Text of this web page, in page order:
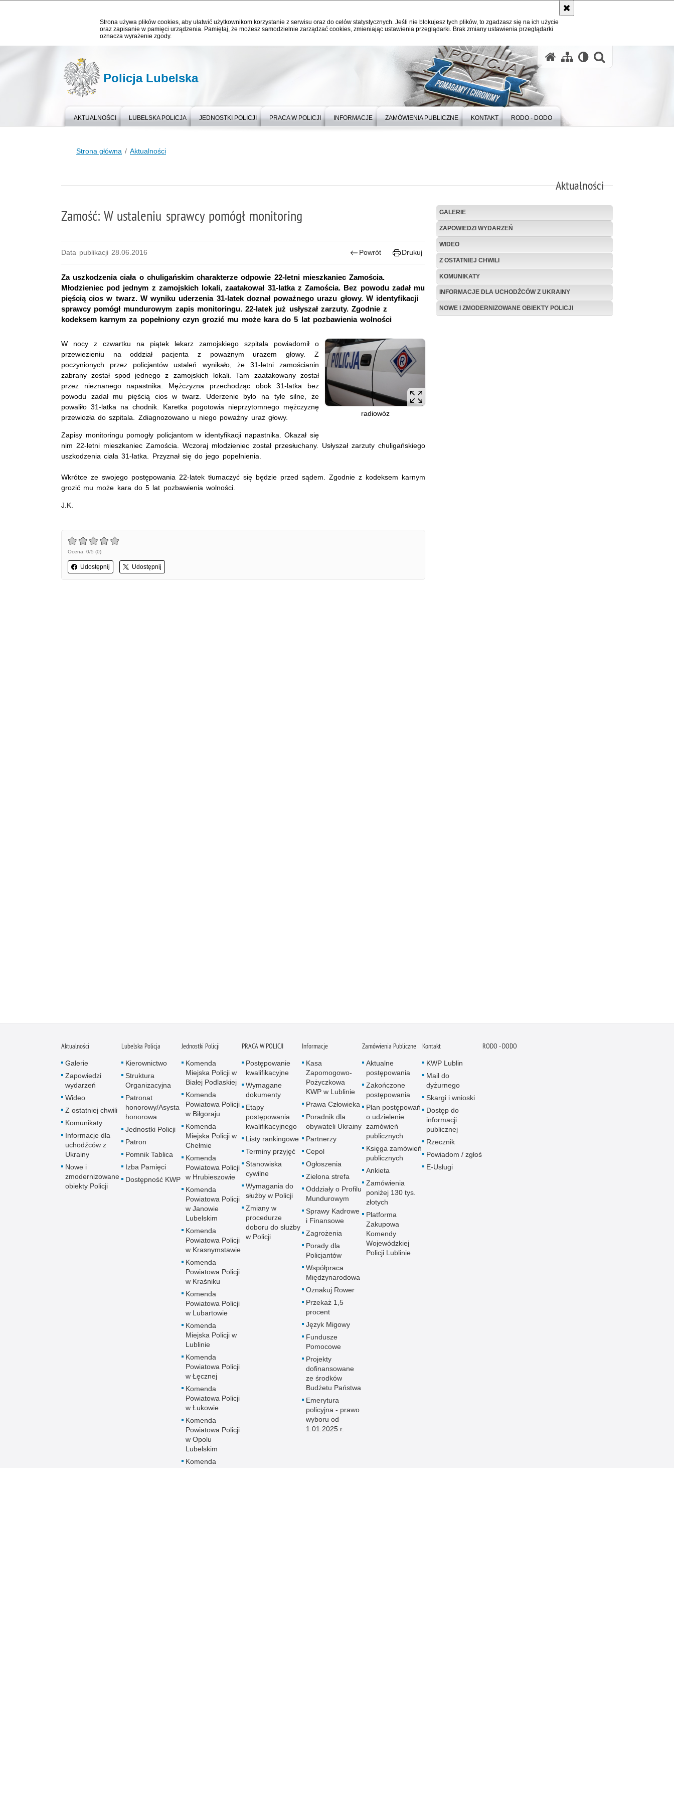
Strona używa plików cookies, aby ułatwić użytkownikom korzystanie z serwisu oraz do celów statystycznych. Jeśli nie blokujesz tych plików, to zgadzasz się na ich użycie
oraz zapisanie w pamięci urządzenia. Pamiętaj, że możesz samodzielnie zarządzać cookies, zmieniając ustawienia przeglądarki. Brak zmiany ustawienia przeglądarki
oznacza wyrażenie zgody.
Policja Lubelska
AKTUALNOŚCI LUBELSKA POLICJA JEDNOSTKI POLICJI PRACA W POLICJI INFORMACJE ZAMÓWIENIA PUBLICZNE KONTAKT RODO - DODO
Strona główna Aktualności
Aktualności
Zamość: W ustaleniu sprawcy pomógł monitoring
Data publikacji 28.06.2016 Powrót Drukuj
Za uszkodzenia ciała o chuligańskim charakterze odpowie 22-letni mieszkaniec Zamościa.
Młodzieniec pod jednym z zamojskich lokali, zaatakował 31-latka z Zamościa. Bez powodu zadał mu
pięścią cios w twarz. W wyniku uderzenia 31-latek doznał poważnego urazu głowy. W identyfikacji
sprawcy pomógł mundurowym zapis monitoringu. 22-latek już usłyszał zarzuty. Zgodnie z
kodeksem karnym za popełniony czyn grozić mu może kara do 5 lat pozbawienia wolności
radiowóz
W nocy z czwartku na piątek lekarz zamojskiego szpitala powiadomił o
przewiezieniu na oddział pacjenta z poważnym urazem głowy. Z
poczynionych przez policjantów ustaleń wynikało, że 31-letni zamościanin
zabrany został spod jednego z zamojskich lokali. Tam zaatakowany został
przez nieznanego napastnika. Mężczyzna przechodząc obok 31-latka bez
powodu zadał mu pięścią cios w twarz. Uderzenie było na tyle silne, że
powaliło 31-latka na chodnik. Karetka pogotowia nieprzytomnego mężczyznę
przewiozła do szpitala. Zdiagnozowano u niego poważny uraz głowy.
Zapisy monitoringu pomogły policjantom w identyfikacji napastnika. Okazał się
nim 22-letni mieszkaniec Zamościa. Wczoraj młodzieniec został przesłuchany. Usłyszał zarzuty chuligańskiego
uszkodzenia ciała 31-latka. Przyznał się do jego popełnienia.
Wkrótce ze swojego postępowania 22-latek tłumaczyć się będzie przed sądem. Zgodnie z kodeksem karnym
grozić mu może kara do 5 lat pozbawienia wolności.
J.K.
Ocena: 0/5 (0)
Udostępnij Udostępnij
GALERIE
ZAPOWIEDZI WYDARZEŃ
WIDEO
Z OSTATNIEJ CHWILI
KOMUNIKATY
INFORMACJE DLA UCHODŹCÓW Z UKRAINY
NOWE I ZMODERNIZOWANE OBIEKTY POLICJI
Aktualności
Galerie
Zapowiedzi
wydarzeń
Wideo
Z ostatniej chwili
Komunikaty
Informacje dla
uchodźców z
Ukrainy
Nowe i
zmodernizowane
obiekty Policji
Lubelska Policja
Kierownictwo
Struktura
Organizacyjna
Patronat
honorowy/Asysta
honorowa
Jednostki Policji
Patron
Pomnik Tablica
Izba Pamięci
Dostępność KWP
Jednostki Policji
Komenda
Miejska Policji w
Białej Podlaskiej
Komenda
Powiatowa Policji
w Biłgoraju
Komenda
Miejska Policji w
Chełmie
Komenda
Powiatowa Policji
w Hrubieszowie
Komenda
Powiatowa Policji
w Janowie
Lubelskim
Komenda
Powiatowa Policji
w Krasnymstawie
Komenda
Powiatowa Policji
w Kraśniku
Komenda
Powiatowa Policji
w Lubartowie
Komenda
Miejska Policji w
Lublinie
Komenda
Powiatowa Policji
w Łęcznej
Komenda
Powiatowa Policji
w Łukowie
Komenda
Powiatowa Policji
w Opolu
Lubelskim
Komenda
PRACA W POLICJI
Postępowanie
kwalifikacyjne
Wymagane
dokumenty
Etapy
postępowania
kwalifikacyjnego
Listy rankingowe
Terminy przyjęć
Stanowiska
cywilne
Wymagania do
służby w Policji
Zmiany w
procedurze
doboru do służby
w Policji
Informacje
Kasa
Zapomogowo-
Pożyczkowa
KWP w Lublinie
Prawa Człowieka
Poradnik dla
obywateli Ukrainy
Partnerzy
Cepol
Ogłoszenia
Zielona strefa
Oddziały o Profilu
Mundurowym
Sprawy Kadrowe
i Finansowe
Zagrożenia
Porady dla
Policjantów
Współpraca
Międzynarodowa
Oznakuj Rower
Przekaż 1,5
procent
Język Migowy
Fundusze
Pomocowe
Projekty
dofinansowane
ze środków
Budżetu Państwa
Emerytura
policyjna - prawo
wyboru od
1.01.2025 r.
Zamówienia Publiczne
Aktualne
postępowania
Zakończone
postępowania
Plan postępowań
o udzielenie
zamówień
publicznych
Księga zamówień
publicznych
Ankieta
Zamówienia
poniżej 130 tys.
złotych
Platforma
Zakupowa
Komendy
Wojewódzkiej
Policji Lublinie
Kontakt
KWP Lublin
Mail do
dyżurnego
Skargi i wnioski
Dostęp do
informacji
publicznej
Rzecznik
Powiadom / zgłoś
E-Usługi
RODO - DODO